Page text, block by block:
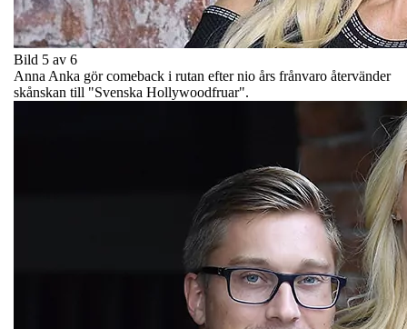
Bild 5 av 6
Anna Anka gör comeback i rutan efter nio års frånvaro återvänder
skånskan till "Svenska Hollywoodfruar".